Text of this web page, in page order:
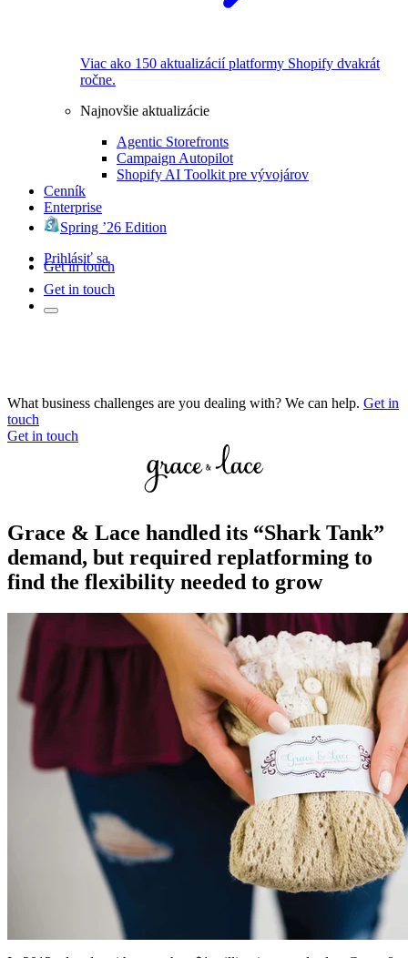
Viac ako 150 aktualizácií platformy Shopify dvakrát
ročne.
Najnovšie aktualizácie
Agentic Storefronts
Campaign Autopilot
Shopify AI Toolkit pre vývojárov
Cenník
Enterprise
Spring ’26 Edition
Prihlásiť sa
Get in touch
Get in touch
What business challenges are you dealing with? We can help. Get in
touch
Get in touch
Grace & Lace handled its “Shark Tank”
demand, but required replatforming to
find the flexibility needed to grow